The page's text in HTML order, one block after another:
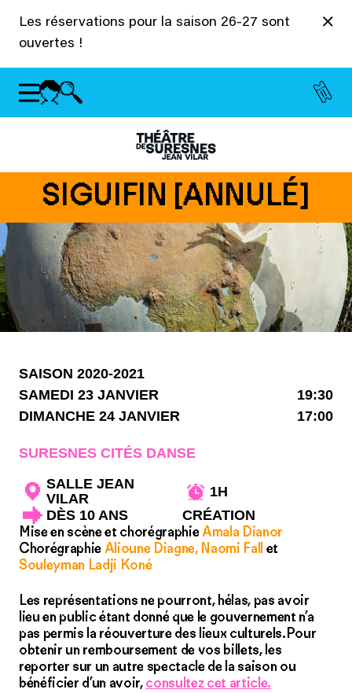
Les réservations pour la saison 26-27 sont
ouvertes !
SIGUIFIN [ANNULÉ]
SAISON 2020-2021
SAMEDI 23 JANVIER
19:30
DIMANCHE 24 JANVIER
17:00
SURESNES CITÉS DANSE
SALLE JEAN
VILAR
1H
DÈS 10 ANS
CRÉATION
Mise en scène et chorégraphie Amala Dianor
Chorégraphie Alioune Diagne, Naomi Fall et
Souleyman Ladji Koné
Les représentations ne pourront, hélas, pas avoir
lieu en public étant donné que le gouvernement n’a
pas permis la réouverture des lieux culturels.Pour
obtenir un remboursement de vos billets, les
reporter sur un autre spectacle de la saison ou
bénéficier d’un avoir,consultez cet article.